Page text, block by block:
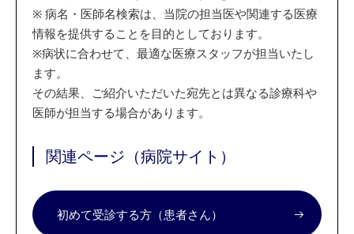
※ 病名・医師名検索は、当院の担当医や関連する医療
情報を提供することを目的としております。
※病状に合わせて、最適な医療スタッフが担当いたし
ます。
その結果、ご紹介いただいた宛先とは異なる診療科や
医師が担当する場合があります。
関連ページ（病院サイト）
初めて受診する方（患者さん）